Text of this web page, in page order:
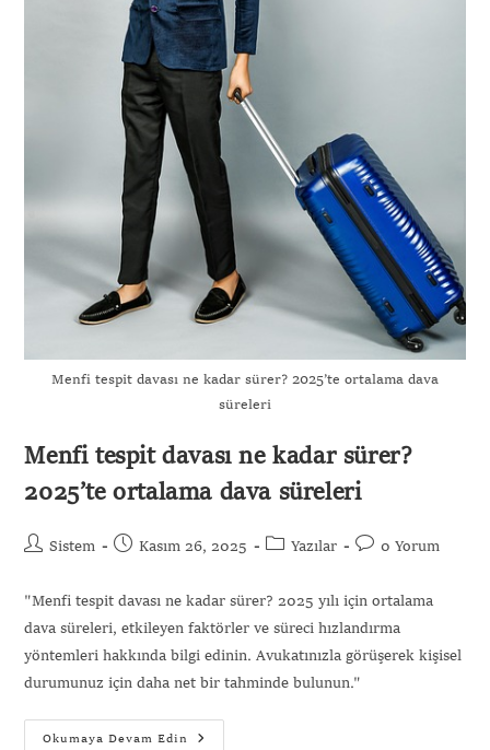
Menfi tespit davası ne kadar sürer? 2025’te ortalama dava
süreleri
Menfi tespit davası ne kadar sürer?
2025’te ortalama dava süreleri
Sistem Kasım 26, 2025 Yazılar 0 Yorum
"Menfi tespit davası ne kadar sürer? 2025 yılı için ortalama
dava süreleri, etkileyen faktörler ve süreci hızlandırma
yöntemleri hakkında bilgi edinin. Avukatınızla görüşerek kişisel
durumunuz için daha net bir tahminde bulunun."
Okumaya Devam Edin